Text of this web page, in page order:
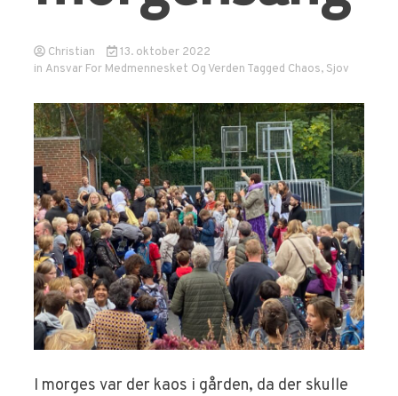
Christian
13. oktober 2022
in Ansvar For Medmennesket Og Verden Tagged Chaos, Sjov
I morges var der kaos i gården, da der skulle